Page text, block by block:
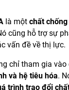
là một chất
cũng hỗ trợ sự
vấn đề về thị lực.
chỉ tham gia
và hệ tiêu hóa.
trình trao đổi